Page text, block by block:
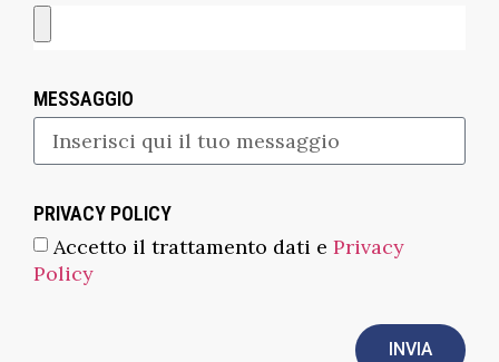
MESSAGGIO
PRIVACY POLICY
Accetto il trattamento dati e Privacy
Policy
INVIA